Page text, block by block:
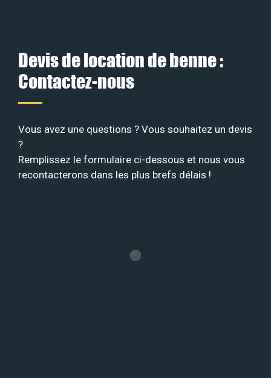
Devis de location de benne :
Contactez-nous
Vous avez une questions ? Vous souhaitez un devis
?
Remplissez le formulaire ci-dessous et nous vous
recontacterons dans les plus brefs délais !